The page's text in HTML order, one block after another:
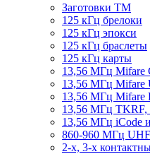
Заготовки ТМ
125 кГц брелоки
125 кГц эпокси
125 кГц браслеты
125 кГц карты
13,56 МГц Mifare
13,56 МГц Mifare
13,56 МГц Mifare
13,56 МГц TKRF,
13,56 МГц iCode
860-960 МГц UHF
2-х, 3-х